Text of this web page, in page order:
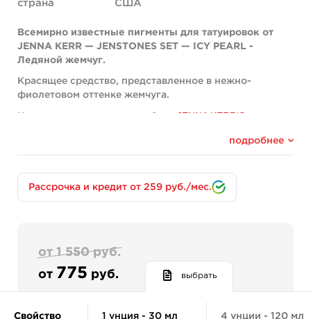
страна
США
Всемирно известные пигменты для татуировок от
JENNA KERR — JENSTONES SET — ICY PEARL -
Ледяной жемчуг.
Красящее средство, представленное в нежно-
фиолетовом оттенке жемчуга.
JENNA KERR'S
Белый 6 - PW6 (CI 77891); Углеродный черный 6 (CI
77266); Красный 269 (CI 12466).
Средство используется только для
татуирования.
Не рекомендуется допускать попадание
средства на слизистую глаз.
подробнее
Рассрочка и кредит от 259 руб./мес.
от 1 550 руб.
от 775 руб. выбрать
Свойство 1 унция - 30 мл 4 унции - 120 мл